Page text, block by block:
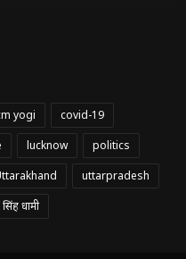
yogi
covid-19
lucknow
politics
uttarpradesh
धामी